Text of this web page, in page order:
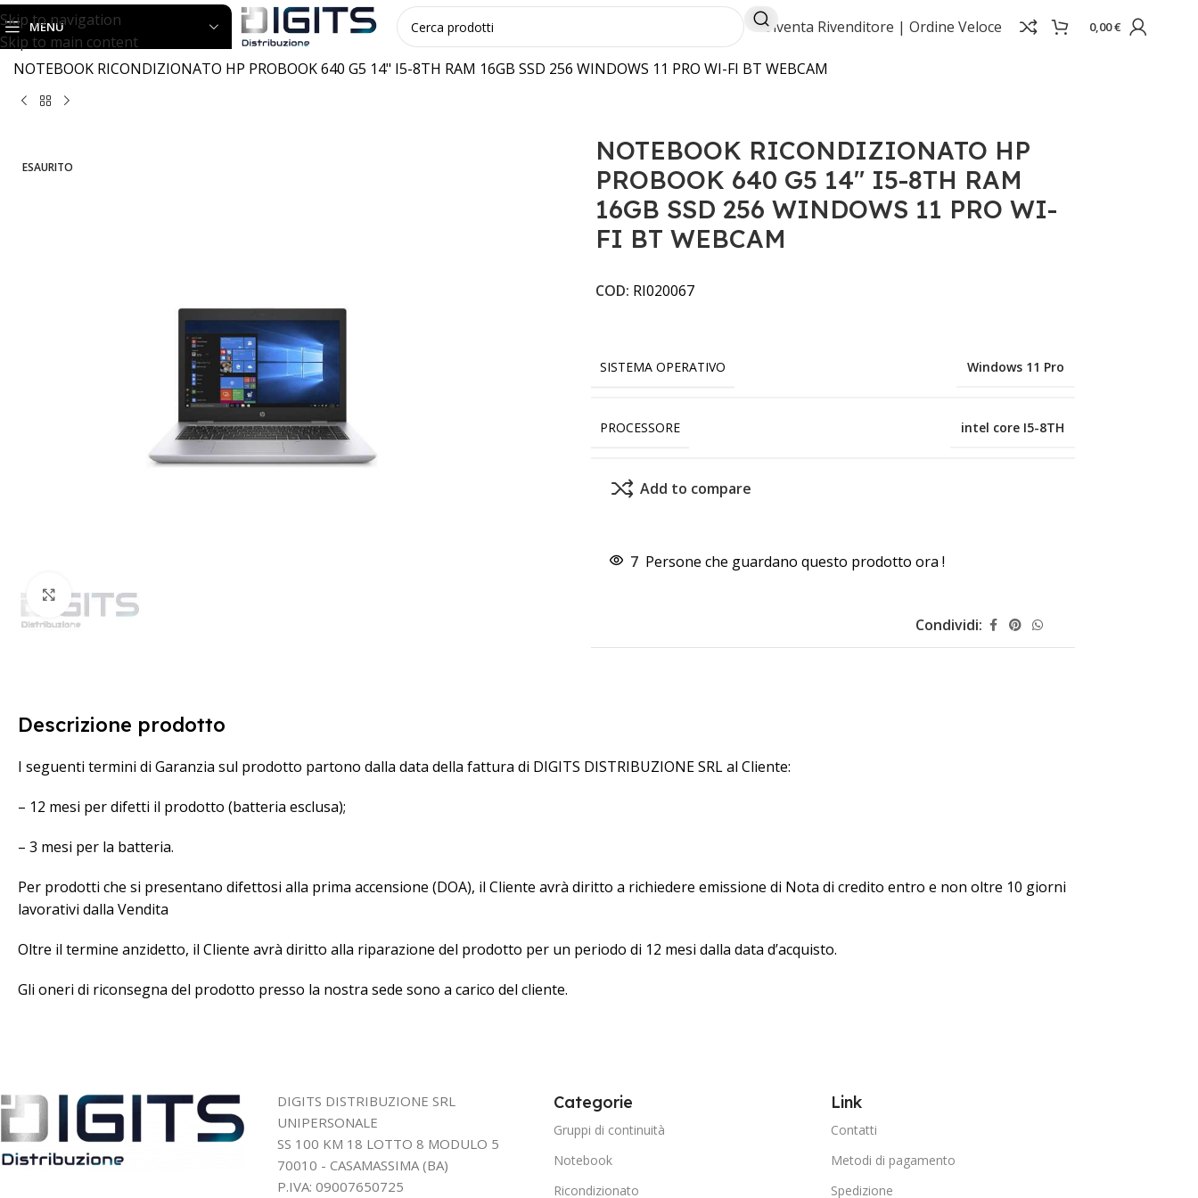
Skip to navigation
Skip to main content
MENU Diventa Rivenditore | Ordine Veloce 0,00€
Home RICONDIZIONATO NOTEBOOK
NOTEBOOK RICONDIZIONATO HP PROBOOK 640 G5 14" I5-8TH RAM 16GB SSD 256 WINDOWS 11 PRO WI-FI BT WEBCAM
ESAURITO
Clicca per ingrandire
NOTEBOOK RICONDIZIONATO HP
PROBOOK 640 G5 14" I5-8TH RAM
16GB SSD 256 WINDOWS 11 PRO WI-
FI BT WEBCAM
COD: RI020067
SISTEMA OPERATIVO Windows 11 Pro
PROCESSORE intel core I5-8TH
Add to compare
7 Persone che guardano questo prodotto ora !
Condividi:
Descrizione prodotto
I seguenti termini di Garanzia sul prodotto partono dalla data della fattura di DIGITS DISTRIBUZIONE SRL al Cliente:
– 12 mesi per difetti il prodotto (batteria esclusa);
– 3 mesi per la batteria.
Per prodotti che si presentano difettosi alla prima accensione (DOA), il Cliente avrà diritto a richiedere emissione di Nota di credito entro e non oltre 10 giorni
lavorativi dalla Vendita
Oltre il termine anzidetto, il Cliente avrà diritto alla riparazione del prodotto per un periodo di 12 mesi dalla data d’acquisto.
Gli oneri di riconsegna del prodotto presso la nostra sede sono a carico del cliente.
DIGITS DISTRIBUZIONE SRL
UNIPERSONALE
SS 100 KM 18 LOTTO 8 MODULO 5
70010 - CASAMASSIMA (BA)
P.IVA: 09007650725
Categorie
Gruppi di continuità
Notebook
Ricondizionato
Link
Contatti
Metodi di pagamento
Spedizione